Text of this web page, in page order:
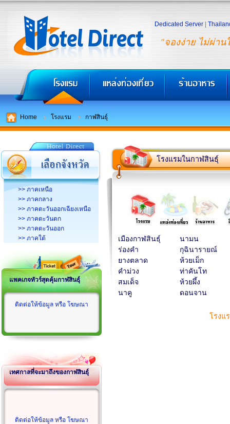
"จองง่าย ไม่ผ่าน
Dedicated Server
Home โรงแรม กาฬสินธุ์
>> ภาคเหนือ
>> ภาคกลาง
>> ภาคตะวันออกเฉียงเหนือ
>> ภาคตะวันตก
>> ภาคตะวันออก
>> ภาคใต้
แพคเกจทัวร์สุดคุ้มกาฬสินธุ์
ติดต่อให้ข้อมูล หรือ โฆษณา
เทศกาลที่จะมาถึงของกาฬสินธุ์
ติดต่อให้ข้อมูล หรือ โฆษณา
โรงแรมในกาฬสินธุ์
เมืองกาฬสินธุ์
นามน
ร่องคำ
กุฉินารายณ์
ยางตลาด
ห้วยเม็ก
คำม่วง
ท่าคันโท
สมเด็จ
ห้วยผึ้ง
นาคู
ดอนจาน
โรงแ